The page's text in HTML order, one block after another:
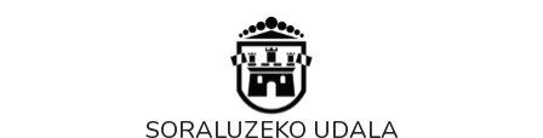
SORALUZEKO UDALA